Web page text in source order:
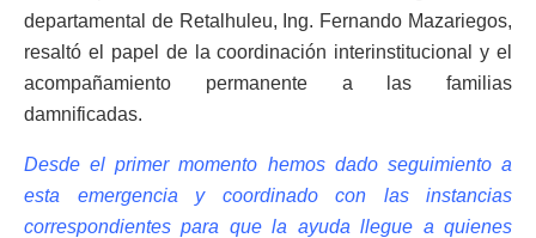
departamental de Retalhuleu, Ing. Fernando Mazariegos,
resaltó el papel de la coordinación interinstitucional y el
acompañamiento permanente a las familias
damnificadas.
Desde el primer momento hemos dado seguimiento a
esta emergencia y coordinado con las instancias
correspondientes para que la ayuda llegue a quienes